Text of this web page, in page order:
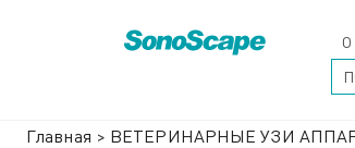
Главная > ВЕТЕРИНАРНЫЕ УЗИ